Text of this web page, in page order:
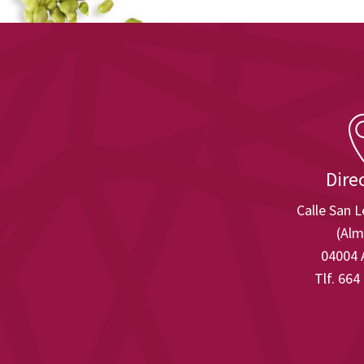
Calle San
04004
Tlf. 664